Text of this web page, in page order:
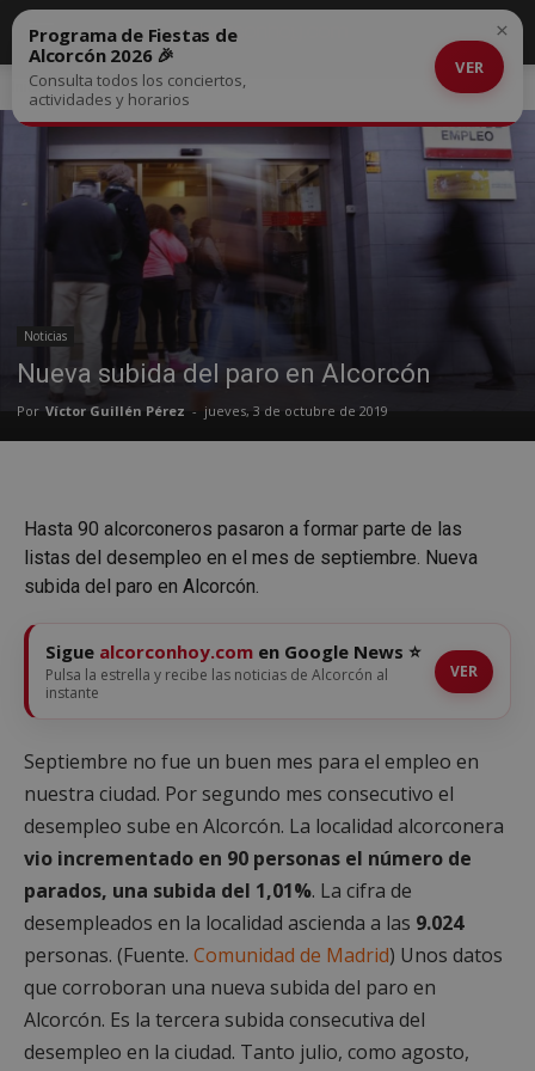
Inicio Noticias
Noticias
Nueva subida del paro en Alcorcón
Por Víctor Guillén Pérez - jueves, 3 de octubre de 2019
Programa de Fiestas de
Alcorcón 2026 🎉
Consulta todos los conciertos,
actividades y horarios
VER
×
Hasta 90 alcorconeros pasaron a formar parte de las
listas del desempleo en el mes de septiembre. Nueva
subida del paro en Alcorcón.
Sigue alcorconhoy.com en Google News ⭐
Pulsa la estrella y recibe las noticias de Alcorcón al
instante
VER
Septiembre no fue un buen mes para el empleo en
nuestra ciudad. Por segundo mes consecutivo el
desempleo sube en Alcorcón. La localidad alcorconera
vio incrementado en 90 personas el número de
parados, una subida del 1,01%. La cifra de
desempleados en la localidad ascienda a las 9.024
personas. (Fuente. Comunidad de Madrid) Unos datos
que corroboran una nueva subida del paro en
Alcorcón. Es la tercera subida consecutiva del
desempleo en la ciudad. Tanto julio, como agosto,